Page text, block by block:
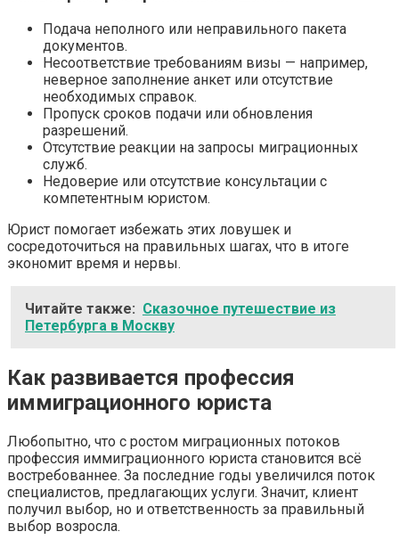
Подача неполного или неправильного пакета
документов.
Несоответствие требованиям визы — например,
неверное заполнение анкет или отсутствие
необходимых справок.
Пропуск сроков подачи или обновления
разрешений.
Отсутствие реакции на запросы миграционных
служб.
Недоверие или отсутствие консультации с
компетентным юристом.
Юрист помогает избежать этих ловушек и
сосредоточиться на правильных шагах, что в итоге
экономит время и нервы.
Читайте также: Сказочное путешествие из
Петербурга в Москву
Как развивается профессия
иммиграционного юриста
Любопытно, что с ростом миграционных потоков
профессия иммиграционного юриста становится всё
востребованнее. За последние годы увеличился поток
специалистов, предлагающих услуги. Значит, клиент
получил выбор, но и ответственность за правильный
выбор возросла.